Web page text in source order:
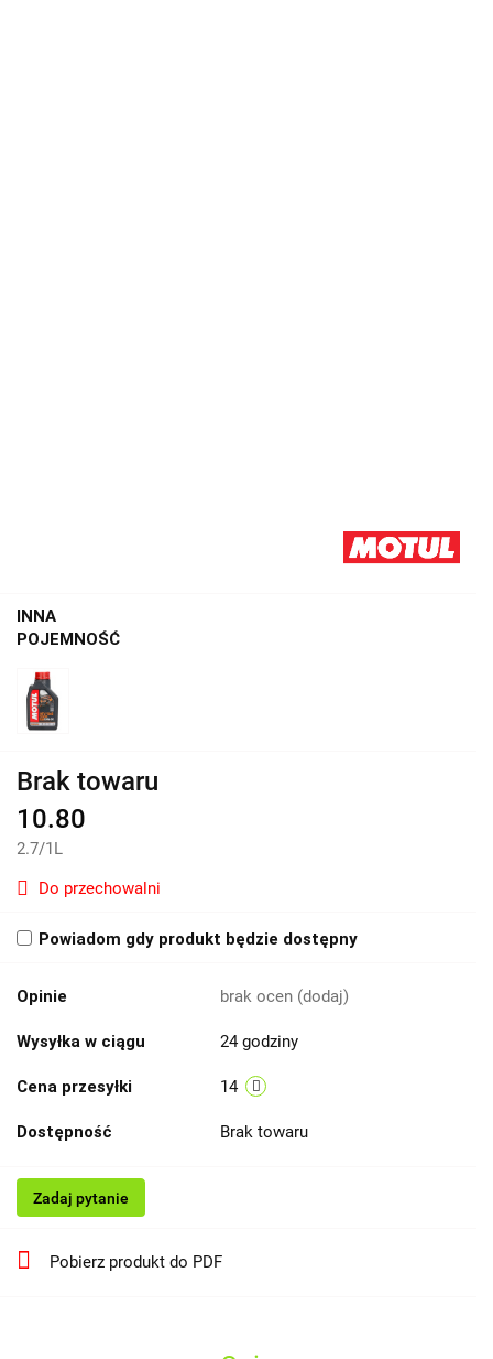
INNA
POJEMNOŚĆ
Brak towaru
10.80
2.7/1L
Do przechowalni
Powiadom gdy produkt będzie dostępny
Opinie brak ocen (dodaj)
Wysyłka w ciągu 24 godziny
Cena przesyłki 14
Dostępność Brak towaru
Zadaj pytanie
Pobierz produkt do PDF